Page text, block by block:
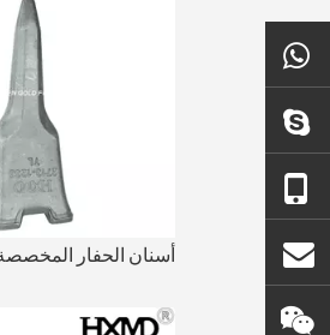
info@goldforging.com